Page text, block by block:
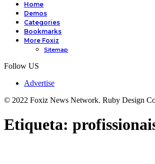
Home
Demos
Categories
Bookmarks
More Foxiz
Sitemap
Follow US
Advertise
© 2022 Foxiz News Network. Ruby Design
Etiqueta: